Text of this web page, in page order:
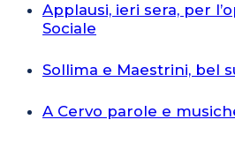
Applausi, ieri sera, per
Sociale
Sollima e Maestrini, bel
A Cervo parole e